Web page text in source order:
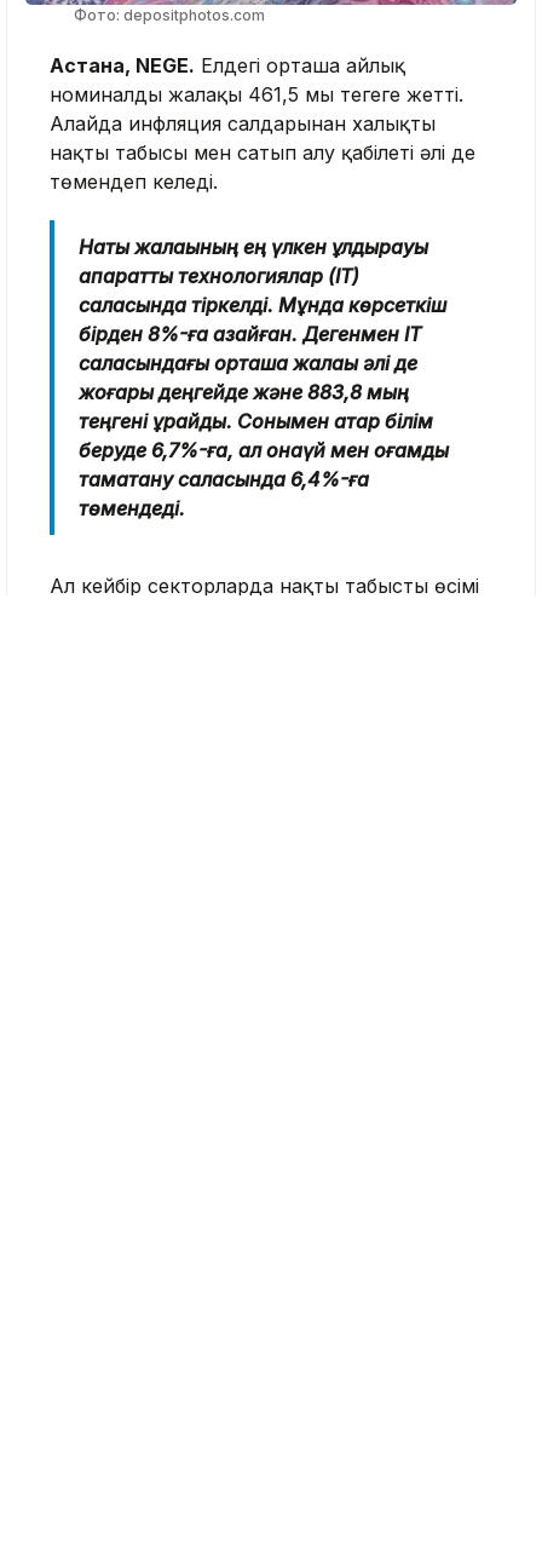
Фото: depositphotos.com
Астана, NEGE. Елдегі орташа айлық
номиналды жалақы 461,5 мың теңгеге жетті.
Алайда инфляция салдарынан халықтың
нақты табысы мен сатып алу қабілеті әлі де
төмендеп келеді.
Нақты жалақының ең үлкен құлдырауы
ақпараттық технологиялар (IT)
саласында тіркелді. Мұнда көрсеткіш
бірден 8%-ға азайған. Дегенмен IT
саласындағы орташа жалақы әлі де
жоғары деңгейде және 883,8 мың
теңгені құрайды. Сонымен қатар білім
беруде 6,7%-ға, ал қонақүй мен қоғамдық
тамақтану саласында 6,4%-ға
төмендеді.
Ал кейбір секторларда нақты табыстың өсімі